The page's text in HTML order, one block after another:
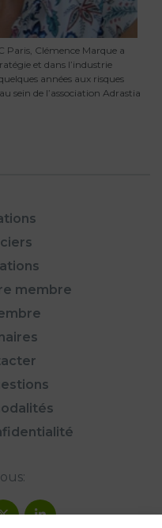
Paris, Clémence Marque a
et dans l’industrie
années aux risques
sein de l’association Adrastia
membre